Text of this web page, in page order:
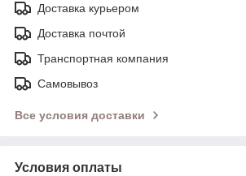
Доставка курьером
Доставка почтой
Транспортная компания
Самовывоз
Все условия доставки
Условия оплаты